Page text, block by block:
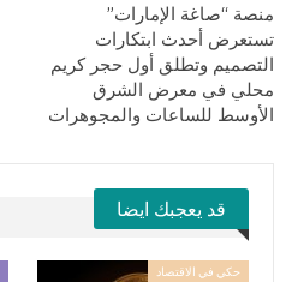
منصة “صاغة الإمارات”
تستعرض أحدث ابتكارات
التصميم وتطلق أول حجر كريم
محلي في معرض الشرق
الأوسط للساعات والمجوهرات
قد يعجبك ايضا
حكي في الاقتصاد